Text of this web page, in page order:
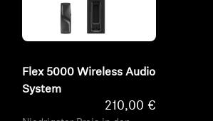
Flex 5000 Wireless Audio
System
210,00 €